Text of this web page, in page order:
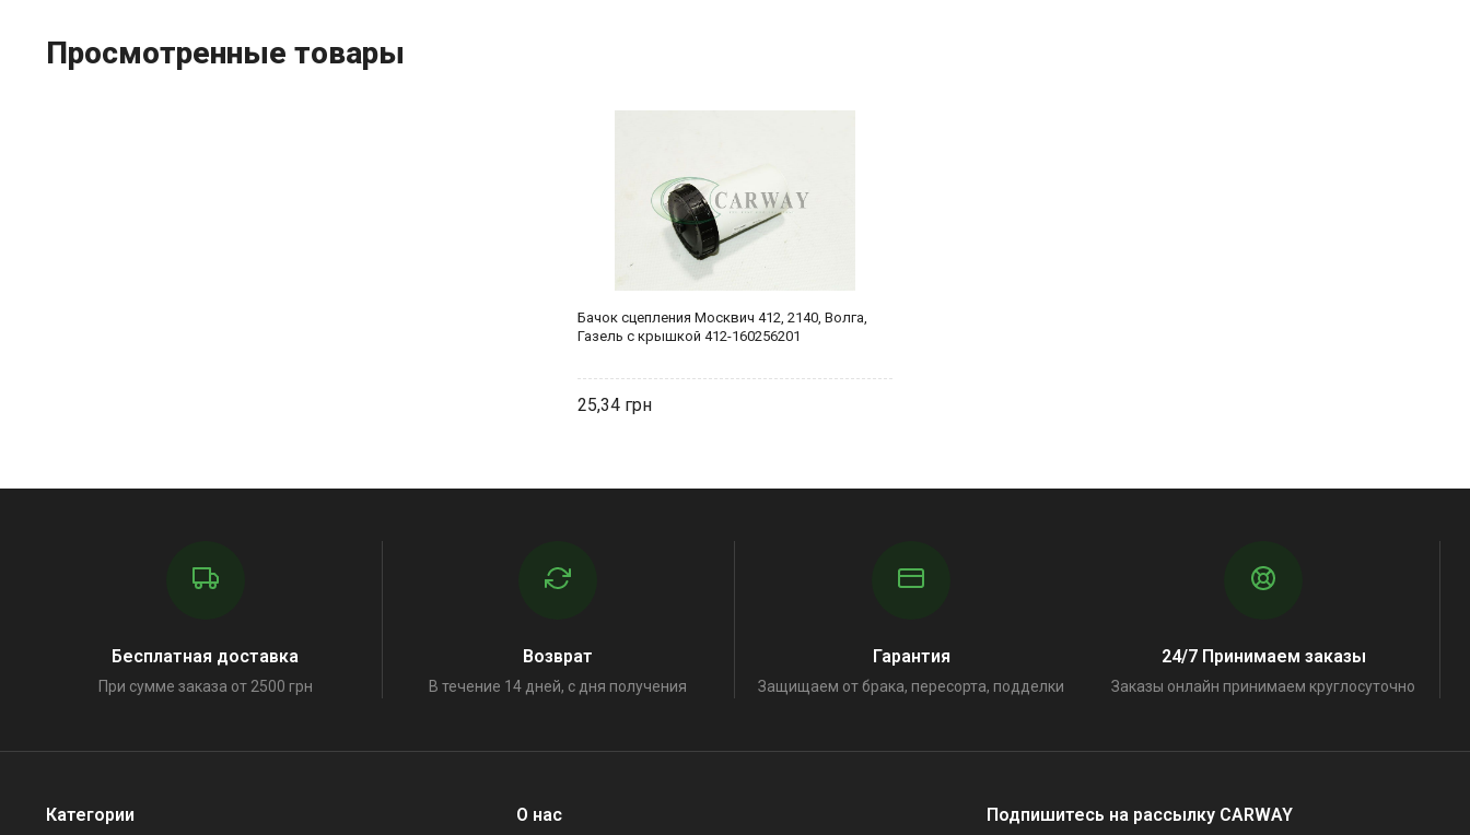
Просмотренные товары
Бачок сцепления Москвич 412, 2140, Волга,
Газель с крышкой 412-160256201
25,34
Бесплатная доставка
При сумме заказа от 2500 грн
Возврат
В течение 14 дней, с дня получения
Гарантия
Защищаем от брака, пересорта, подделки
24/7 Принимаем заказы
Заказы онлайн принимаем круглосуточно
Категории О нас Подпишитесь на рассылку CARWAY